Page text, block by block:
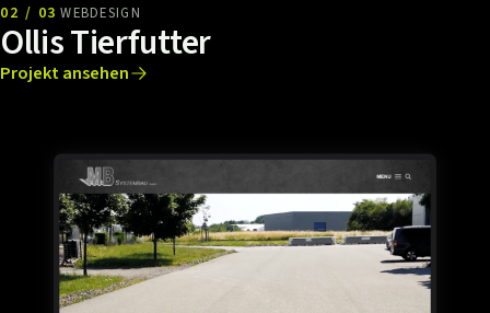
02 / 03 WEBDESIGN
Ollis Tierfutter
Projekt ansehen